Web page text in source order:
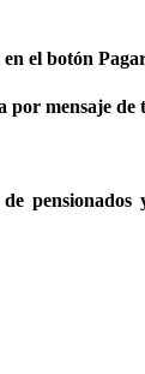
el botón
mensaje de